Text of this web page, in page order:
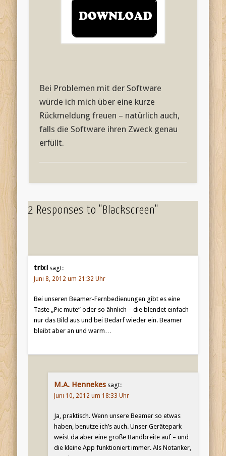
Bei Problemen mit der Software
würde ich mich über eine kurze
Rückmeldung freuen – natürlich auch,
falls die Software ihren Zweck genau
erfüllt.
2 Responses to "Blackscreen"
trixi sagt:
Juni 8, 2012 um 21:32 Uhr
Bei unseren Beamer-Fernbedienungen gibt es eine
Taste „Pic mute“ oder so ähnlich – die blendet einfach
nur das Bild aus und bei Bedarf wieder ein. Beamer
bleibt aber an und warm…
M.A. Hennekes sagt:
Juni 10, 2012 um 18:33 Uhr
Ja, praktisch. Wenn unsere Beamer so etwas
haben, benutze ich’s auch. Unser Gerätepark
weist da aber eine große Bandbreite auf – und
die kleine App funktioniert immer. Als Notanker,